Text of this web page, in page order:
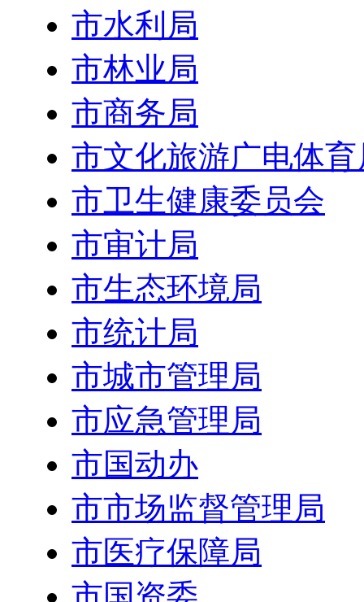
市水利局
市林业局
市商务局
市文化旅游广电体育
市卫生健康委员会
市审计局
市生态环境局
市统计局
市城市管理局
市应急管理局
市国动办
市市场监督管理局
市医疗保障局